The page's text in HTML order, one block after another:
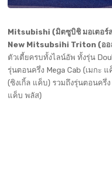
Mitsubishi (มิตซูบิชิ มอเตอร์
New Mitsubsihi Triton (ออ
ตัวเตี้ยครบทั้งไลน์อัพ ทั้งรุ่น
รุ่นตอนครึ่ง Mega Cab (เมกะ
(ซิงเกิ้ล แค็บ) รวมถึงรุ่นตอนครึ่ง
แค็บ พลัส)